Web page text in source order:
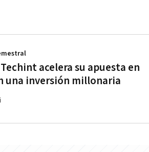
acelera su apuesta en
una inversión millonaria